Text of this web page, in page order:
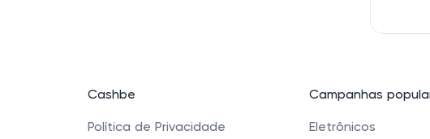
Cashbe
Política de Privacidade
Campanhas
Eletrônicos